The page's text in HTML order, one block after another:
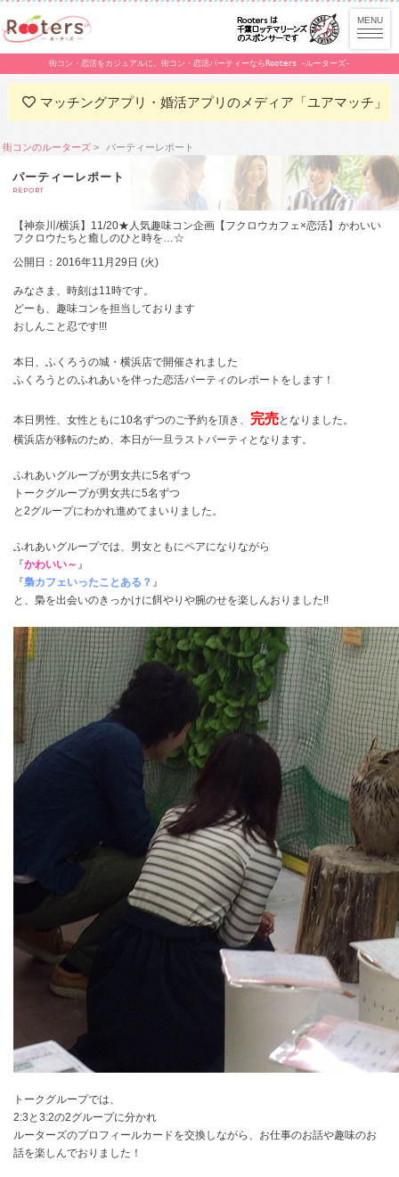
街コン・恋活をカジュアルに。街コン・恋活パーティーならRooters -ルーターズ-
マッチングアプリ・婚活アプリのメディア「ユアマッチ」
街コンのルーターズ パーティーレポート
パーティーレポート
REPORT
【神奈川/横浜】11/20★人気趣味コン企画【フクロウカフェ×恋活】かわいい
フクロウたちと癒しのひと時を…☆
公開日：2016年11月29日 (火)
みなさま、時刻は11時です。
どーも、趣味コンを担当しております
おしんこと忍です!!!
本日、ふくろうの城・横浜店で開催されました
ふくろうとのふれあいを伴った恋活パーティのレポートをします！
本日男性、女性ともに10名ずつのご予約を頂き、 完売となりました。
横浜店が移転のため、本日が一旦ラストパーティとなります。
ふれあいグループが男女共に5名ずつ
トークグループが男女共に5名ずつ
と2グループにわかれ進めてまいりました。
ふれあいグループでは、男女ともにペアになりながら
『かわいい～ 』
『梟カフェいったことある？ 』
と、梟を出会いのきっかけに餌やりや腕のせを楽しんおりました!!
トークグループでは、
2:3と3:2の2グループに分かれ
ルーターズのプロフィールカードを交換しながら、お仕事のお話や趣味のお
話を楽しんでおりました！